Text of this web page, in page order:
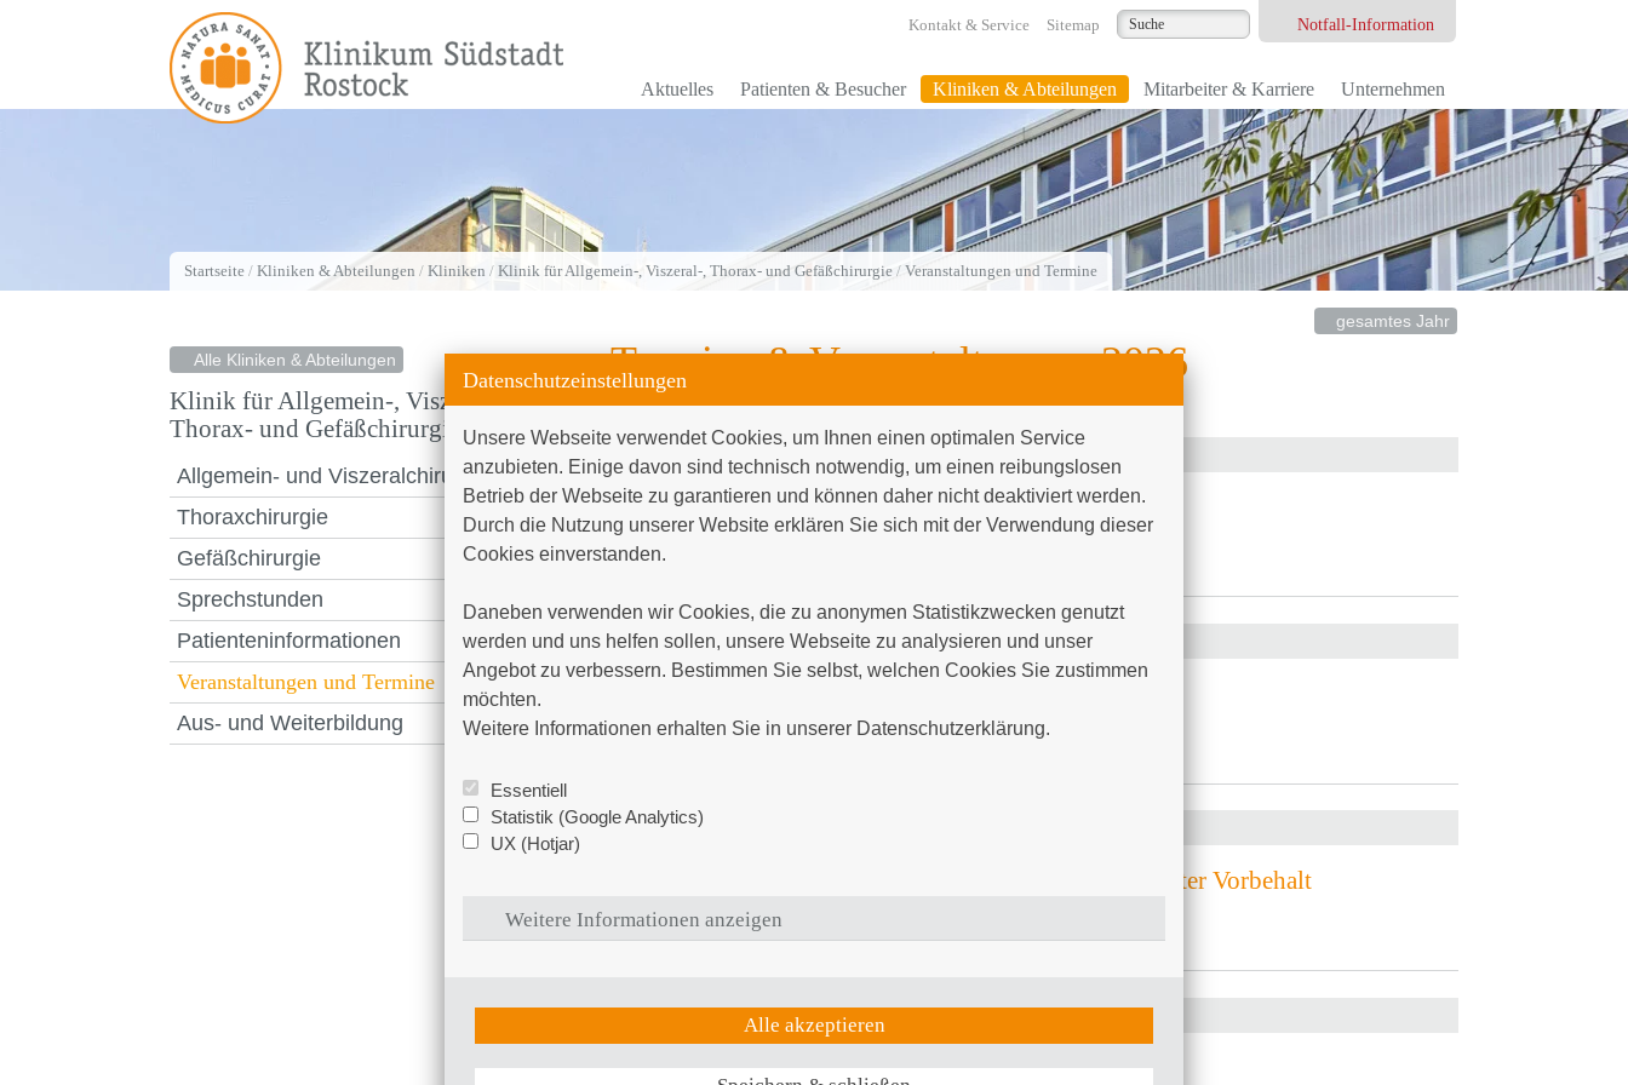
Kontakt & Service Sitemap Notfall-Information
Aktuelles Patienten & Besucher Kliniken & Abteilungen Mitarbeiter & Karriere Unternehmen
Startseite / Kliniken & Abteilungen / Kliniken / Klinik für Allgemein-, Viszeral-, Thorax- und Gefäßchirurgie / Veranstaltungen und Termine
Alle Kliniken & Abteilungen
Klinik für Allgemein-, Viszeral-,
Thorax- und Gefäßchirurgie
Allgemein- und Viszeralchirurgie
Thoraxchirurgie
Gefäßchirurgie
Sprechstunden
Patienteninformationen
Veranstaltungen und Termine
Aus- und Weiterbildung
Termine & Veranstaltungen2026
gesamtes Jahr
Klinik für Allgemein-, Viszeral-, Thorax- und Gefäßchirurgie
April 2026
Adipositas-Informationsveranstaltung 21.04.2026
, 16:00 Uhr bis 18:00 Uhr
Klinik für Allgemein-, Viszeral-, Thorax- und Gefäßchirurgie
Juni 2026
Di, 09.06.2026
, 16:00 Uhr bis 18:00 Uhr
Klinik für Allgemein-, Viszeral-, Thorax- und Gefäßchirurgie
September 2026
Adipositas-Informationsveranstaltung 15.09.2026
Di, 15.09.2026
Oktober 2026
Di, 20.10.2026, 16:00 Uhr bis 18:00 Uhr
Adipositas-Informationsveranstaltung 17.11.2026 - unter Vorbehalt
Di, 17.11.2026, 16:00 Uhr bis 18:00 Uhr
Klinik für Allgemein-, Viszeral-, Thorax- und Gefäßchirurgie
Adipositas-Informationsveranstaltung 15.12.2026
Datenschutzeinstellungen
Unsere Webseite verwendet Cookies, um Ihnen einen optimalen Service
anzubieten. Einige davon sind technisch notwendig, um einen reibungslosen
Betrieb der Webseite zu garantieren und können daher nicht deaktiviert werden.
Durch die Nutzung unserer Website erklären Sie sich mit der Verwendung dieser
Cookies einverstanden.
Daneben verwenden wir Cookies, die zu anonymen Statistikzwecken genutzt
werden und uns helfen sollen, unsere Webseite zu analysieren und unser
Angebot zu verbessern. Bestimmen Sie selbst, welchen Cookies Sie zustimmen
möchten.
Weitere Informationen erhalten Sie in unserer Datenschutzerklärung.
Essentiell
Statistik (Google Analytics)
UX (Hotjar)
Weitere Informationen anzeigen
Alle akzeptieren